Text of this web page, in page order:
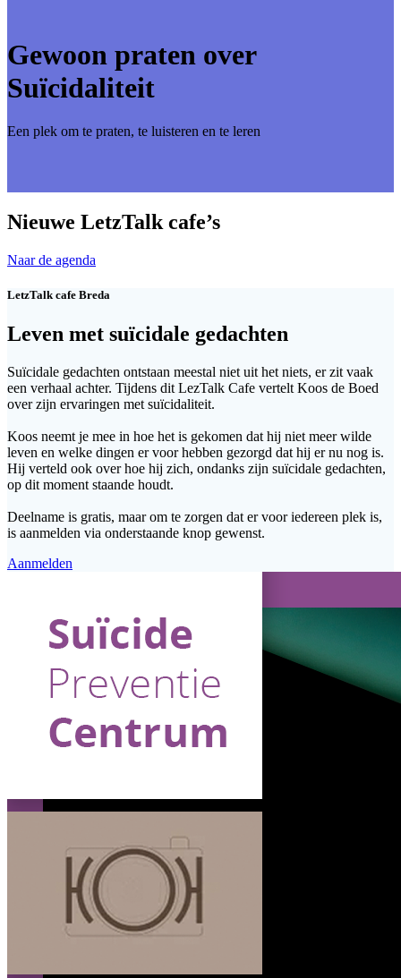
Gewoon praten over
Suïcidaliteit
Een plek om te praten, te luisteren en te leren
Nieuwe LetzTalk cafe’s
Naar de agenda
LetzTalk cafe Breda
Leven met suïcidale gedachten
Suïcidale gedachten ontstaan meestal niet uit het niets, er zit vaak
een verhaal achter. Tijdens dit LezTalk Cafe vertelt Koos de Boed
over zijn ervaringen met suïcidaliteit.
Koos neemt je mee in hoe het is gekomen dat hij niet meer wilde
leven en welke dingen er voor hebben gezorgd dat hij er nu nog is.
Hij verteld ook over hoe hij zich, ondanks zijn suïcidale gedachten,
op dit moment staande houdt.
Deelname is gratis, maar om te zorgen dat er voor iedereen plek is,
is aanmelden via onderstaande knop gewenst.
Aanmelden